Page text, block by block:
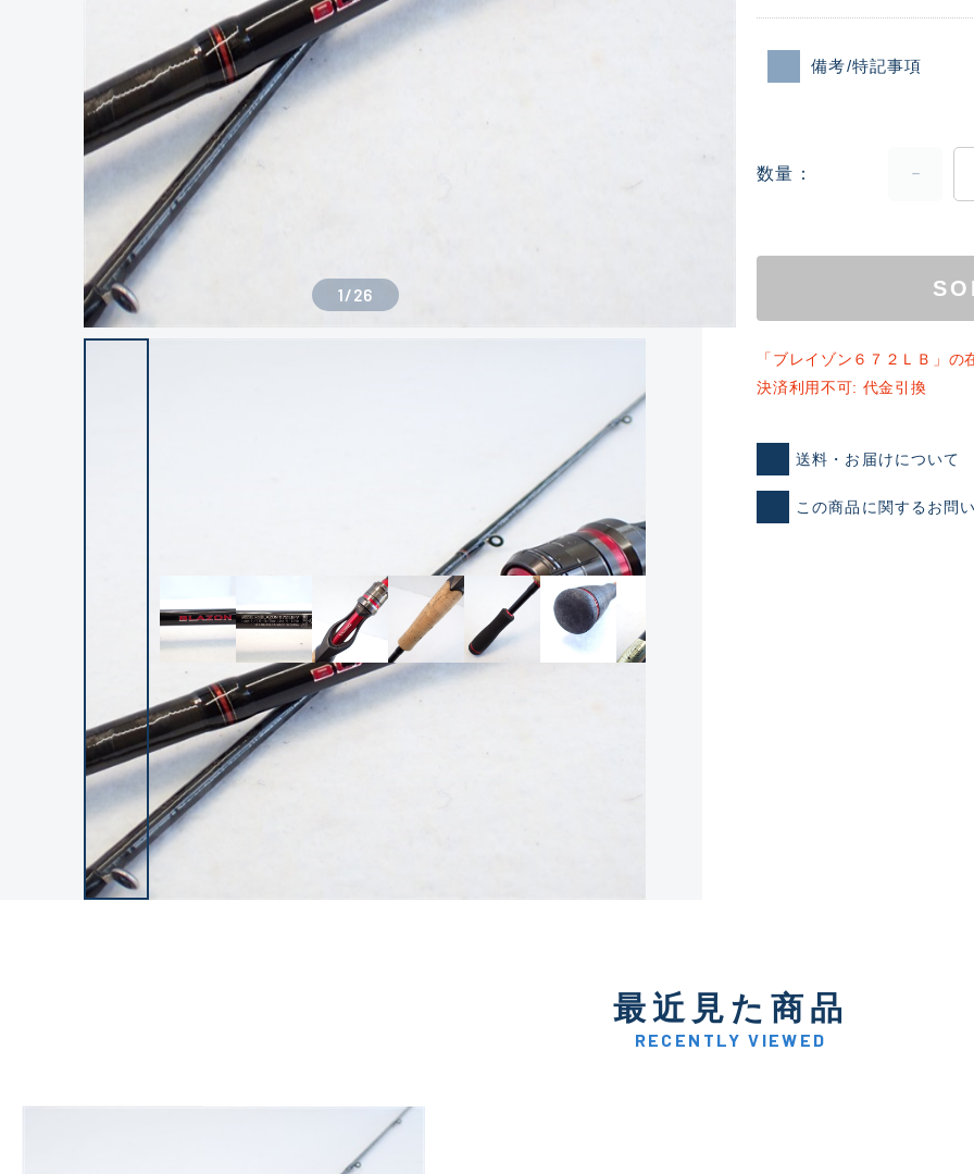
ランクとは？
新古品（メーカー問屋から
品）
C-
い品
1/26
備考/特記事項
数量
「ブレイゾン６７２ＬＢ」の
決済利用不可: 代金引換
送料・お届けについて
この商品に関するお問
最近見た商品
RECENTLY VIEWED